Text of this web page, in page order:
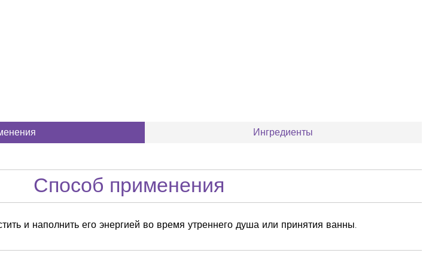
Ингредиенты
Способ применения
и наполнить его энергией во время утреннего душа или принятия ванны.